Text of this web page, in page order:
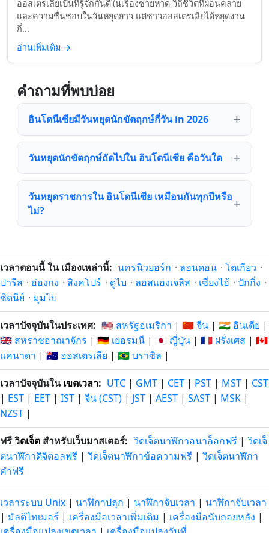
ออสเตรเลียเป็นที่รู้จักกันดีในเรื่องชายหาด วิถีชีวิตที่ผ่อนคลาย
และความชื่นชอบในวันหยุดยาว แต่ชาวออสเตรเลียได้หยุดงาน
กี่...
อ่านเพิ่มเติม →
คำถามที่พบบ่อย
อินโดนีเซียมีวันหยุดนักขัตฤกษ์กี่วัน in 2026
วันหยุดนักขัตฤกษ์ถัดไปใน อินโดนีเซีย คือวันใด
วันหยุดราชการใน อินโดนีเซีย เหมือนกันทุกปีหรือ
ไม่?
เวลาตอนนี้ ใน เมืองเหล่านี้: นครนิวยอร์ก · ลอนดอน · โตเกียว ·
ปารีส · ฮ่องกง · สิงคโปร์ · ดูไบ · ลอสแองเจลิส · เซี่ยงไฮ้ · ปักกิ่ง ·
ซิดนีย์ · มุมไบ
เวลาปัจจุบันในประเทศ: 🇺🇸 สหรัฐอเมริกา | 🇨🇳 จีน | 🇮🇳 อินเดีย |
🇬🇧 สหราชอาณาจักร | 🇩🇪 เยอรมนี | 🇯🇵 ญี่ปุ่น | 🇫🇷 ฝรั่งเศส | 🇨🇦
แคนาดา | 🇦🇺 ออสเตรเลีย | 🇧🇷 บราซิล |
เวลาปัจจุบันในเขตเวลา: UTC | GMT | CET | PST | MST | CST
| EST | EET | IST | จีน (CST) | JST | AEST | SAST | MSK |
NZST |
ฟรีวิดเจ็ต สำหรับเว็บมาสเตอร์: วิดเจ็ตนาฬิกาอนาล็อกฟรี | วิดเจ็
ตนาฬิกาดิจิตอลฟรี | วิดเจ็ตนาฬิกาข้อความฟรี | วิดเจ็ตนาฬิกา
คำฟรี
เวลาระบบ Unix | นาฬิกาปลุก | นาฬิกาจับเวลา | นาฬิกาจับเวลา
| มัลติไทเมอร์ | เครื่องมือเวลาเพิ่มเติม | เครื่องมือนับถอยหลัง |